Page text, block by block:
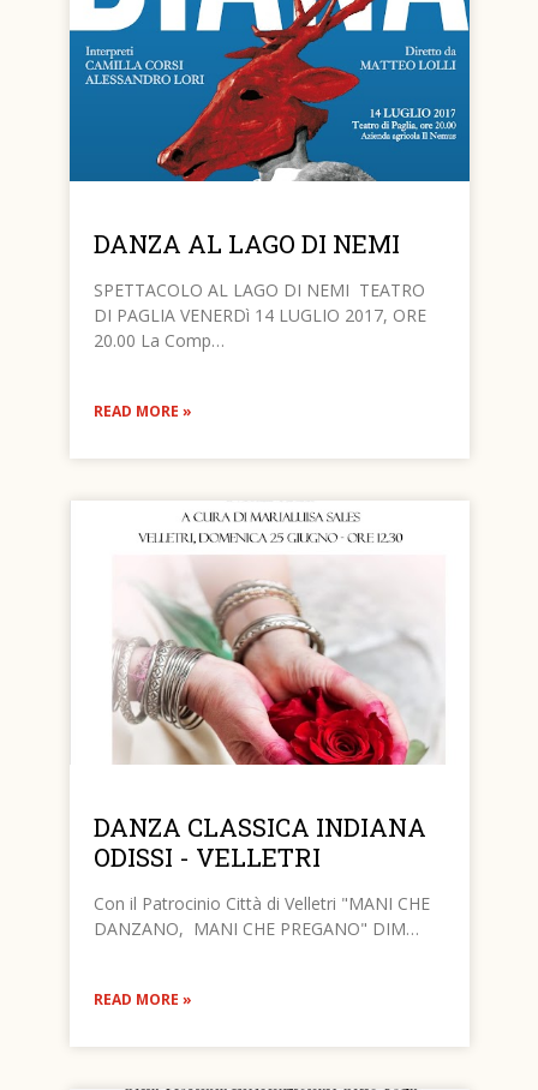
DANZA AL LAGO DI NEMI
SPETTACOLO AL LAGO DI NEMI TEATRO
DI PAGLIA VENERDì 14 LUGLIO 2017, ORE
20.00 La Comp…
READ MORE »
DANZA CLASSICA INDIANA
ODISSI - VELLETRI
Con il Patrocinio Città di Velletri "MANI CHE
DANZANO, MANI CHE PREGANO" DIM…
READ MORE »